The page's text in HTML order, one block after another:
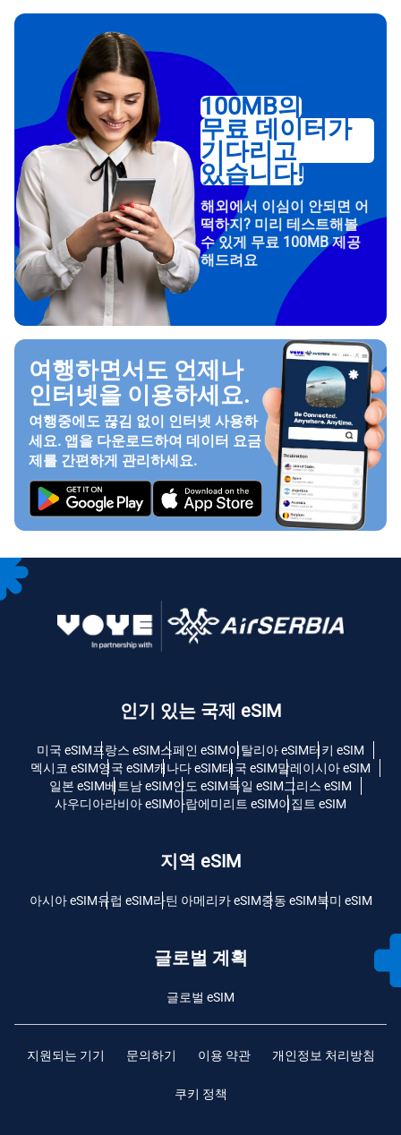
100MB의
무료 데이터가
기다리고
있습니다!
해외에서 이심이 안되면 어
떡하지? 미리 테스트해볼
수 있게 무료 100MB 제공
해드려요
여행하면서도 언제나
인터넷을 이용하세요.
여행중에도 끊김 없이 인터넷 사용하
세요. 앱을 다운로드하여 데이터 요금
제를 간편하게 관리하세요.
인기 있는 국제 eSIM
미국 eSIM프랑스 eSIM스페인 eSIM이탈리아 eSIM터키 eSIM
멕시코 eSIM영국 eSIM캐나다 eSIM태국 eSIM말레이시아 eSIM
일본 eSIM베트남 eSIM인도 eSIM독일 eSIM그리스 eSIM
사우디아라비아 eSIM아랍에미리트 eSIM이집트 eSIM
지역 eSIM
아시아 eSIM유럽 ​​eSIM라틴 아메리카 eSIM중동 eSIM북미 eSIM
글로벌 계획
글로벌 eSIM
지원되는 기기 문의하기 이용 약관 개인정보 처리방침
쿠키 정책